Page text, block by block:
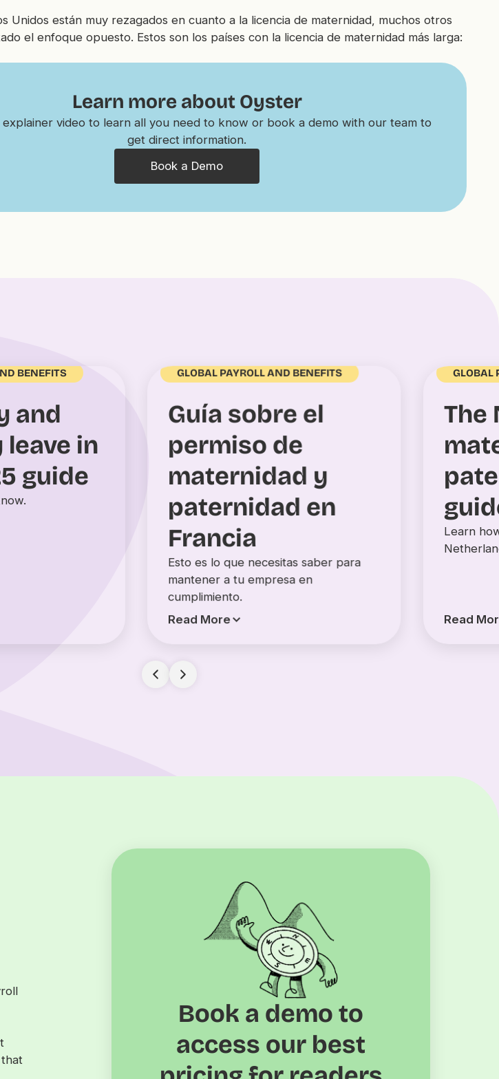
Unidos están muy rezagados en cuanto a la licencia de maternidad, muchos otros
el enfoque opuesto. Estos son los países con la licencia de maternidad más larga:
Learn more about Oyster
video to learn all you need to know or book a demo with our team to
get direct information.
Book a Demo
BENEFITS
and
in
guide
GLOBAL PAYROLL AND BENEFITS
Guía sobre el
permiso de
maternidad y
paternidad en
Francia
Esto es lo que necesitas saber para
mantener a tu empresa en
cumplimiento.
Read More
GLOBAL
The
Learn
Read
Book a demo to
access our best